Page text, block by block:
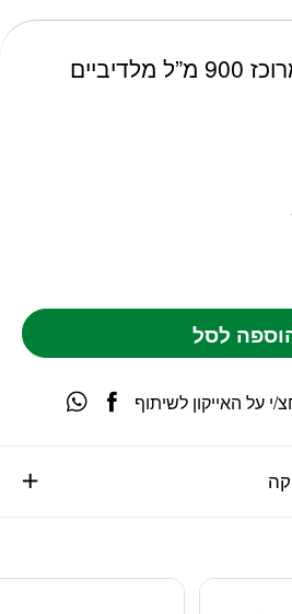
לסל
על האייקון לשיתוף